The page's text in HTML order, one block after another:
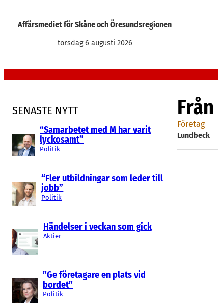
Affärsmediet för Skåne och Öresundsregionen
torsdag 6 augusti 2026
SENASTE NYTT
“Samarbetet med M har varit
lyckosamt”
Politik
“Fler utbildningar som leder till
jobb”
Politik
Händelser i veckan som gick
Aktier
”Ge företagare en plats vid
bordet”
Politik
Från
Företag
Lundbeck